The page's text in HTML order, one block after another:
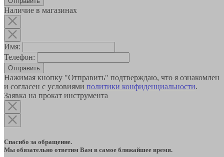
Наличие в магазинах
Имя:
Телефон:
Отправить
Нажимая кнопку "Отправить" подтверждаю, что я ознакомлен
и согласен с условиями политики конфиденциальности.
Заявка на прокат инструмента
Спасибо за обращение.
Мы обязательно ответим Вам в самое ближайшее время.